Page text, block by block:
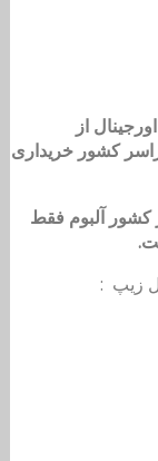
از
کشور خریداری
کشور آلبوم فقط
زیپ :